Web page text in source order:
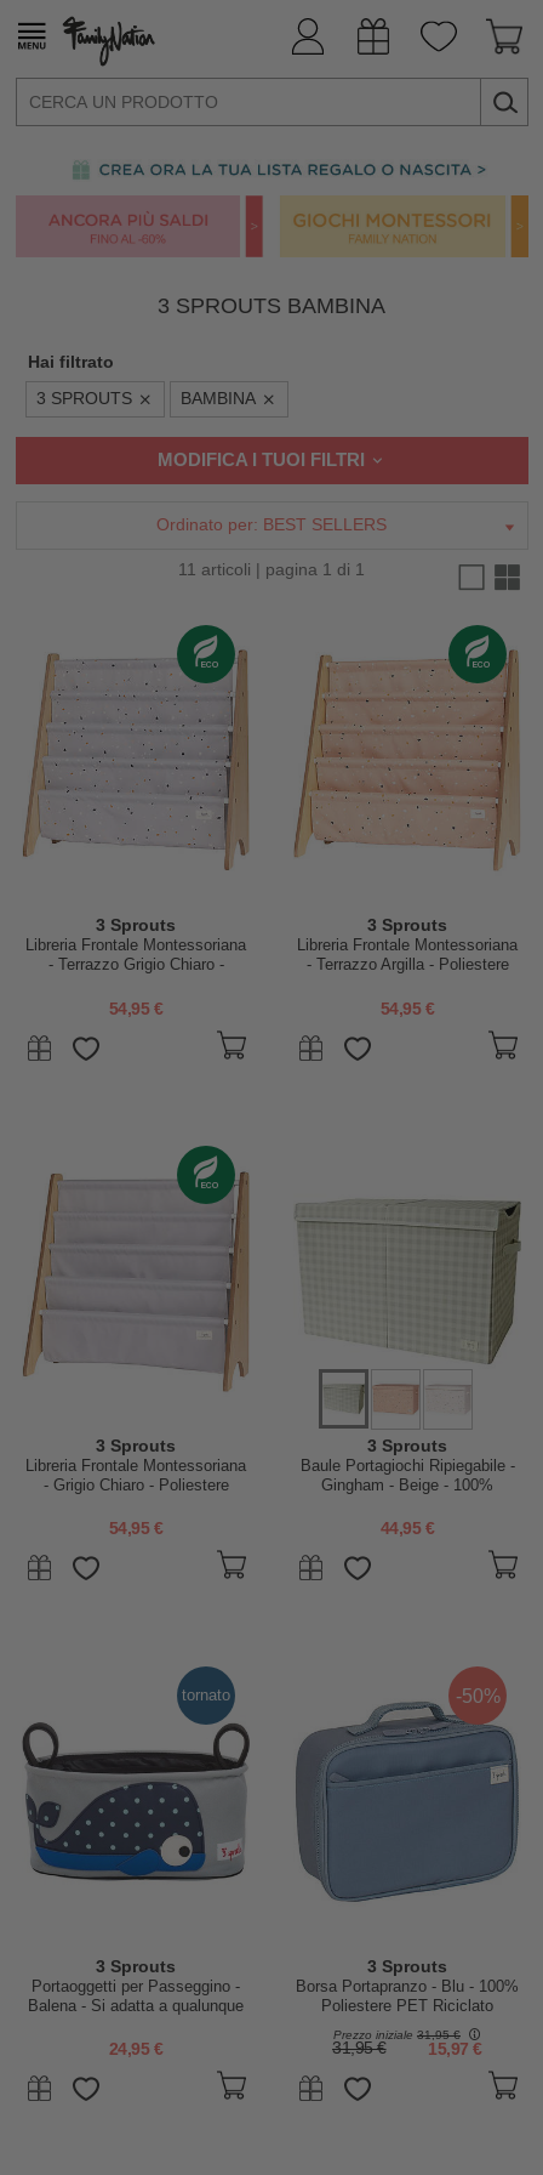
3 SPROUTS BAMBINA
Hai filtrato
3 SPROUTS BAMBINA
MODIFICA I TUOI FILTRI
Ordinato per: BEST SELLERS
11 articoli | pagina 1 di 1
3 Sprouts
Libreria Frontale Montessoriana
- Terrazzo Grigio Chiaro -
x25,4 cm
54,95 €
3 Sprouts
Libreria Frontale Montessoriana
- Terrazzo Argilla - Poliestere
54,95 €
3 Sprouts
Libreria Frontale Montessoriana
- Grigio Chiaro - Poliestere
54,95 €
3 Sprouts
Baule Portagiochi Ripiegabile -
Gingham - Beige - 100%
62x38x38cm
44,95 €
tornato
3 Sprouts
Portaoggetti per Passeggino -
Balena - Si adatta a qualunque
24,95 €
-50%
3 Sprouts
Borsa Portapranzo - Blu - 100%
Poliestere PET Riciclato
Prezzo iniziale 31,95 €
31,95 € 15,97 €